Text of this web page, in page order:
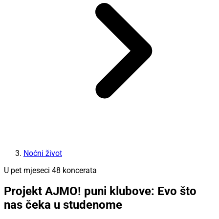
Noćni život
U pet mjeseci 48 koncerata
Projekt AJMO! puni klubove: Evo što
nas čeka u studenome